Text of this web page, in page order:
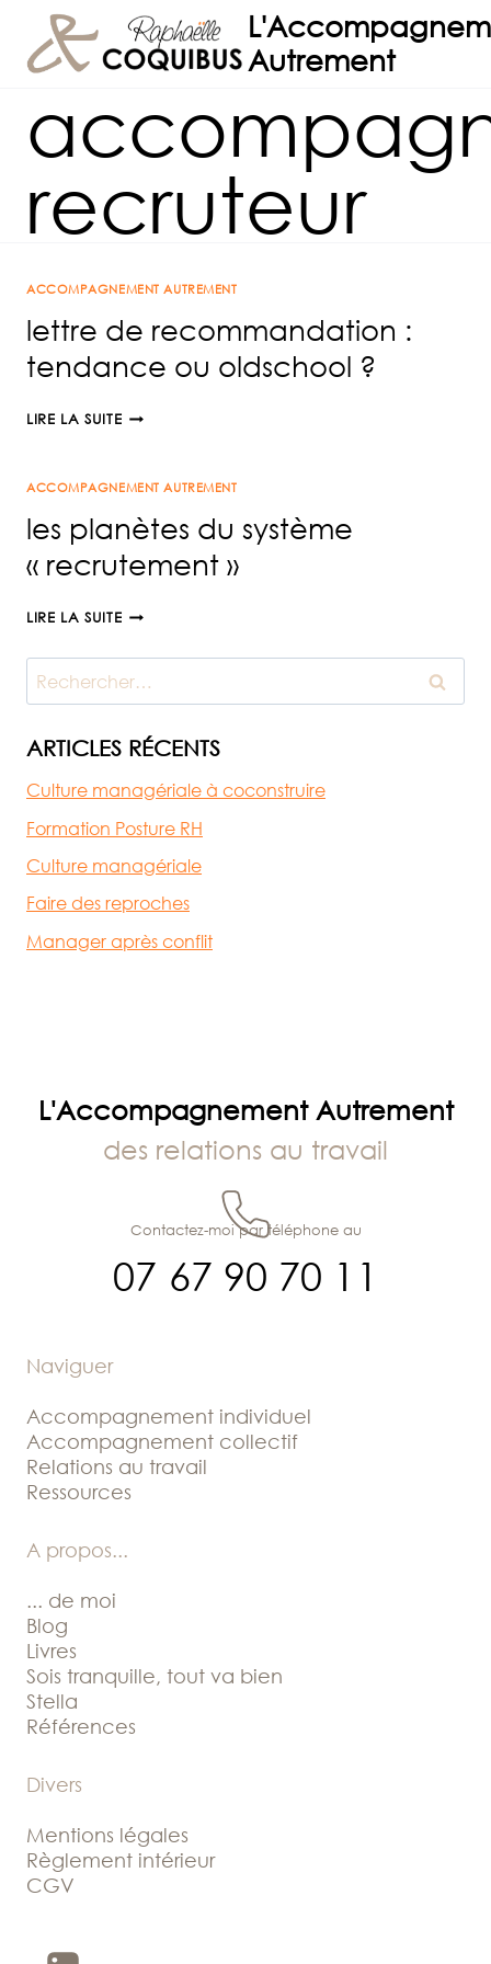
contenu
Autrement
recruteur
ACCOMPAGNEMENT AUTREMENT
lettre de recommandation :
tendance ou oldschool ?
LIRE LA SUITELETTRE
:
TENDANCE
OU
OLDSCHOOL
ACCOMPAGNEMENT AUTREMENT
les planètes du système
« recrutement »
LIRE LA SUITELES
DU
SYSTÈME
Rechercher :
ARTICLES RÉCENTS
Culture managériale à coconstruire
Formation Posture RH
Culture managériale
Faire des reproches
Manager après conflit
L'Accompagnement Autrement
des relations au travail
07 67 90 70 11
Contactez-moi par téléphone au
Naviguer
Accompagnement individuel
Accompagnement collectif
Relations au travail
Ressources
A propos...
... de moi
Blog
Livres
Sois tranquille, tout va bien
Stella
Références
Divers
Mentions légales
Règlement intérieur
CGV